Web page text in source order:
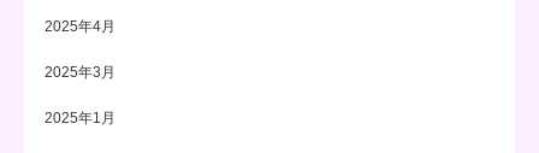
2025年4月
2025年3月
2025年1月